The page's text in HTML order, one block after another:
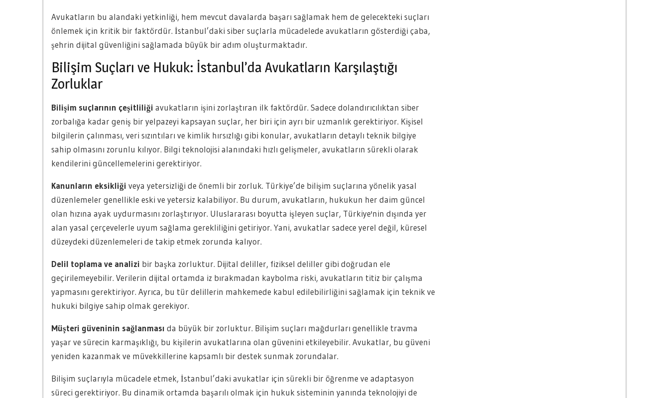
Avukatların bu alandaki yetkinliği, hem mevcut davalarda başarı sağlamak hem de gelecekteki suçları
önlemek için kritik bir faktördür. İstanbul’daki siber suçlarla mücadelede avukatların gösterdiği çaba,
şehrin dijital güvenliğini sağlamada büyük bir adım oluşturmaktadır.
Bilişim Suçları ve Hukuk: İstanbul’da Avukatların Karşılaştığı
Zorluklar
Bilişim suçlarının çeşitliliği avukatların işini zorlaştıran ilk faktördür. Sadece dolandırıcılıktan siber
zorbalığa kadar geniş bir yelpazeyi kapsayan suçlar, her biri için ayrı bir uzmanlık gerektiriyor. Kişisel
bilgilerin çalınması, veri sızıntıları ve kimlik hırsızlığı gibi konular, avukatların detaylı teknik bilgiye
sahip olmasını zorunlu kılıyor. Bilgi teknolojisi alanındaki hızlı gelişmeler, avukatların sürekli olarak
kendilerini güncellemelerini gerektiriyor.
Kanunların eksikliği veya yetersizliği de önemli bir zorluk. Türkiye’de bilişim suçlarına yönelik yasal
düzenlemeler genellikle eski ve yetersiz kalabiliyor. Bu durum, avukatların, hukukun her daim güncel
olan hızına ayak uydurmasını zorlaştırıyor. Uluslararası boyutta işleyen suçlar, Türkiye'nin dışında yer
alan yasal çerçevelerle uyum sağlama gerekliliğini getiriyor. Yani, avukatlar sadece yerel değil, küresel
düzeydeki düzenlemeleri de takip etmek zorunda kalıyor.
Delil toplama ve analizi bir başka zorluktur. Dijital deliller, fiziksel deliller gibi doğrudan ele
geçirilemeyebilir. Verilerin dijital ortamda iz bırakmadan kaybolma riski, avukatların titiz bir çalışma
yapmasını gerektiriyor. Ayrıca, bu tür delillerin mahkemede kabul edilebilirliğini sağlamak için teknik ve
hukuki bilgiye sahip olmak gerekiyor.
Müşteri güveninin sağlanması da büyük bir zorluktur. Bilişim suçları mağdurları genellikle travma
yaşar ve sürecin karmaşıklığı, bu kişilerin avukatlarına olan güvenini etkileyebilir. Avukatlar, bu güveni
yeniden kazanmak ve müvekkillerine kapsamlı bir destek sunmak zorundalar.
Bilişim suçlarıyla mücadele etmek, İstanbul’daki avukatlar için sürekli bir öğrenme ve adaptasyon
süreci gerektiriyor. Bu dinamik ortamda başarılı olmak için hukuk sisteminin yanında teknolojiyi de